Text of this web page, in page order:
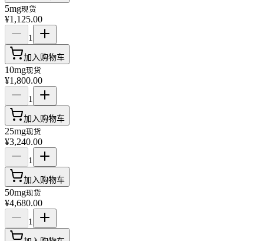
5mg现货
¥1,125.00
1
加入购物车
10mg现货
¥1,800.00
1
加入购物车
25mg现货
¥3,240.00
1
加入购物车
50mg现货
¥4,680.00
1